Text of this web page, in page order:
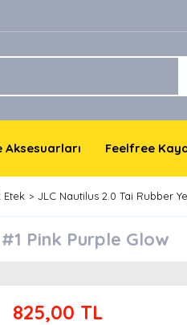
Aksesuarları Feelfree
Etek JLC Nautilus 2.0 Tai Rubber
Pink Purple Glow
825,00 TL